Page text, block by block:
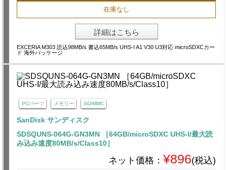
在庫なし
詳細はこちら
EXCERIA M303 読込98MB/s 書込65MB/s UHS-I A1 V30 U3対応 microSDXCカー
ド 海外パッケージ
PCパーツ メモリー SD/MMC
SanDisk サンディスク
SDSQUNS-064G-GN3MN ［64GB/microSDXC UHS-I/最大読
み込み速度80MB/s/Class10］
ネット価格： ¥896(税込)